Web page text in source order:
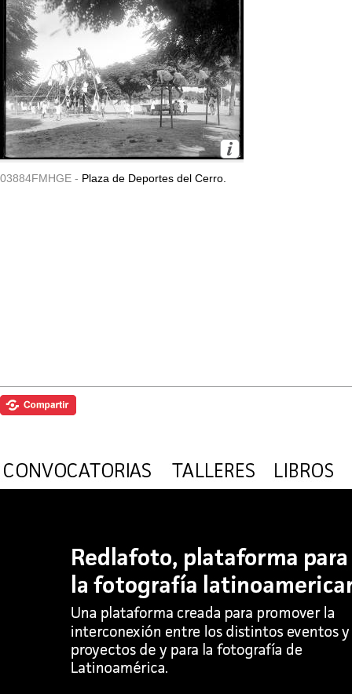
03884FMHGE - Plaza de Deportes del Cerro.